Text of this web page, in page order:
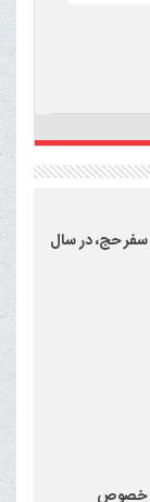
سفر حج، در سال
خصوص